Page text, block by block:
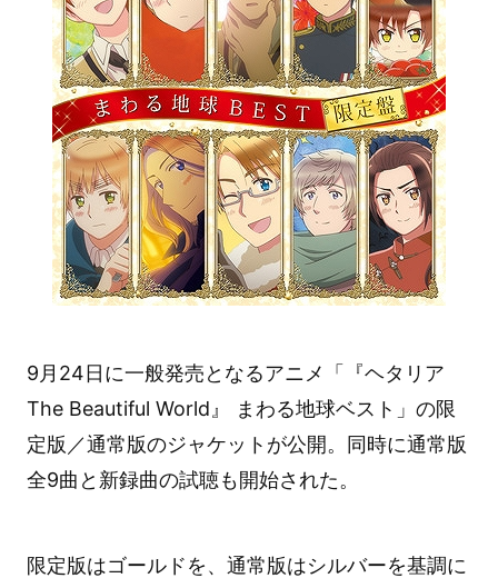
9月24日に一般発売となるアニメ「『ヘタリア
The Beautiful World』 まわる地球ベスト」の限
定版／通常版のジャケットが公開。同時に通常版
全9曲と新録曲の試聴も開始された。
限定版はゴールドを、通常版はシルバーを基調に